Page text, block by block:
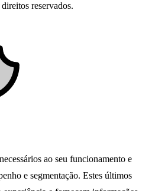
reservados.
ao seu funcionamento e
e segmentação. Estes últimos